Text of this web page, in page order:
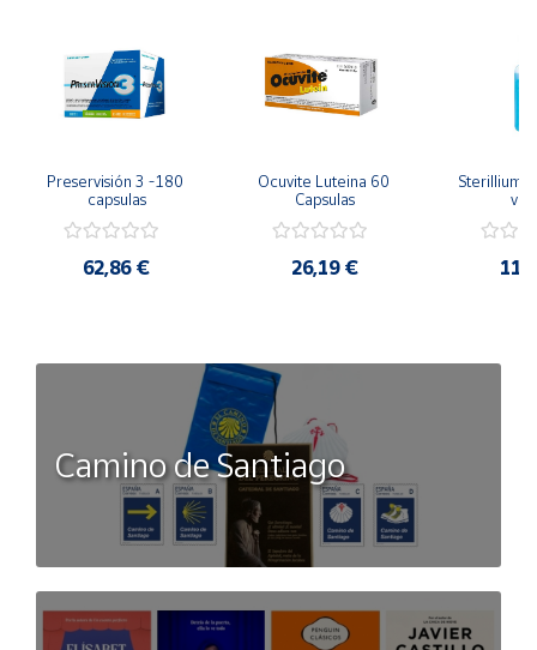
Preservisión 3 -180
capsulas
62,86 €
Ocuvite Luteina 60
Capsulas
26,19 €
Sterillium
Camino de Santiago